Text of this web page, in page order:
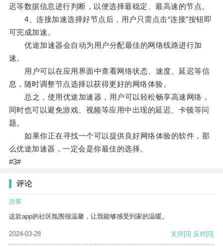
迟等数据信息进行判断，以便选择最稳定、最高速的节点。
4、连接加速选择好节点后，用户只需点击“连接”按钮即
可完成加速。
优途加速器会自动为用户分配最佳的网络线路进行加
速。
用户可以在应用界面中查看网络状态、速度、延迟等信
息，随时调整节点选择以获得更好的网络体验。
总之，使用优途加速器，用户可以轻松畅享高速网络，
同时也可以避免游戏、视频等应用中出现的延迟、卡顿等问
题。
如果你正在寻找一个可以提供良好网络体验的软件，那
么优途加速器，一定会是你最佳的选择。
#3#
评论
游客
这款app的社区氛围很温馨，让我能够感受到家的温暖。
2024-03-28 支持[0] 反对[0]